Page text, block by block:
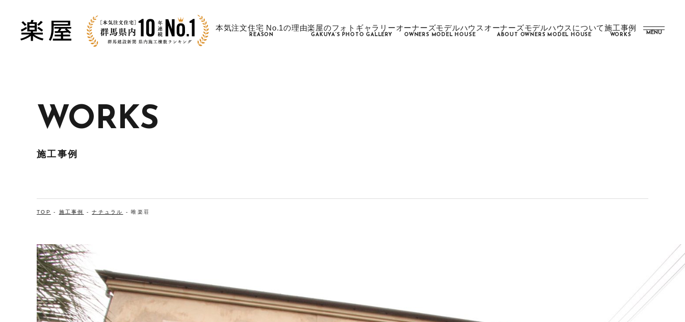
本気注文住宅 No.1の理由
REASON
楽屋のフォトギャラリー
GAKUYA’S PHOTO GALLERY
オーナーズモデルハウス
OWNERS MODEL HOUSE
オーナーズモデルハウスについて
ABOUT OWNERS MODEL HOUSE
施工事例
WORKS MENU
WORKS
施工事例
TOP - 施工事例 -ナチュラル -唯楽荘